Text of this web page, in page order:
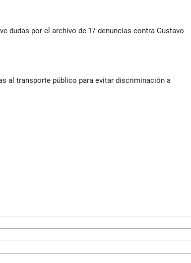
dudas por el archivo de 17 denuncias contra Gustavo
al transporte público para evitar discriminación a